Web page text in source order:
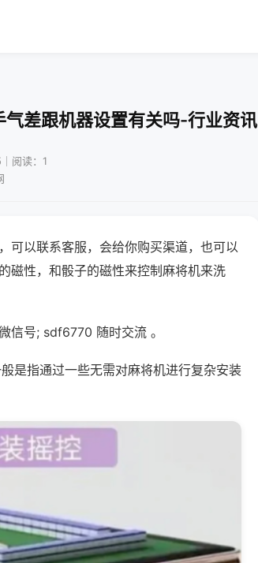
差跟机器设置有关吗-行业资讯
阅读：1
可以联系客服，会给你购买渠道，也可以
磁性，和骰子的磁性来控制麻将机来洗
信号; sdf6770 随时交流 。
是指通过一些无需对麻将机进行复杂安装